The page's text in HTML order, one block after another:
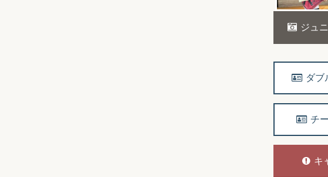
ジュ
ダブ
チ
キ